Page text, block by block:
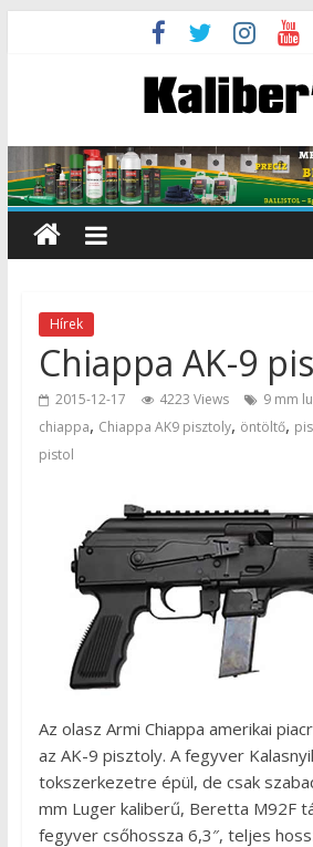
Hírek
Chiappa AK-9
2015-12-17 4223 Views 9 mm
chiappa, Chiappa AK9 pisztoly, öntöltő,
pistol
Az olasz Armi Chiappa amerikai
az AK-9 pisztoly. A fegyver
tokszerkezetre épül, de csak
mm Luger kaliberű, Beretta M92F
fegyver csőhossza 6,3″, teljes